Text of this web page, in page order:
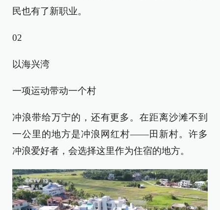
民也有了新职业。
02
以海兴湾
一项运动带动一个村
冲浪带给万宁的，还有更多。在距离沙滩不到
一公里的地方是冲浪网红村——田新村。许多
冲浪爱好者，会选择这里作为住宿的地方。